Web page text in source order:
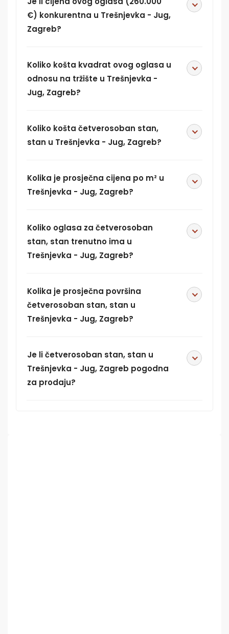
€) konkurentna u Trešnjevka - Jug,
Zagreb?
Koliko košta kvadrat ovog oglasa u
odnosu na tržište u Trešnjevka -
Jug, Zagreb?
Koliko košta četverosoban stan,
stan u Trešnjevka - Jug, Zagreb?
Kolika je prosječna cijena po m² u
Trešnjevka - Jug, Zagreb?
Koliko oglasa za četverosoban
stan, stan trenutno ima u
Trešnjevka - Jug, Zagreb?
Kolika je prosječna površina
četverosoban stan, stan u
Trešnjevka - Jug, Zagreb?
Je li četverosoban stan, stan u
Trešnjevka - Jug, Zagreb pogodna
za prodaju?